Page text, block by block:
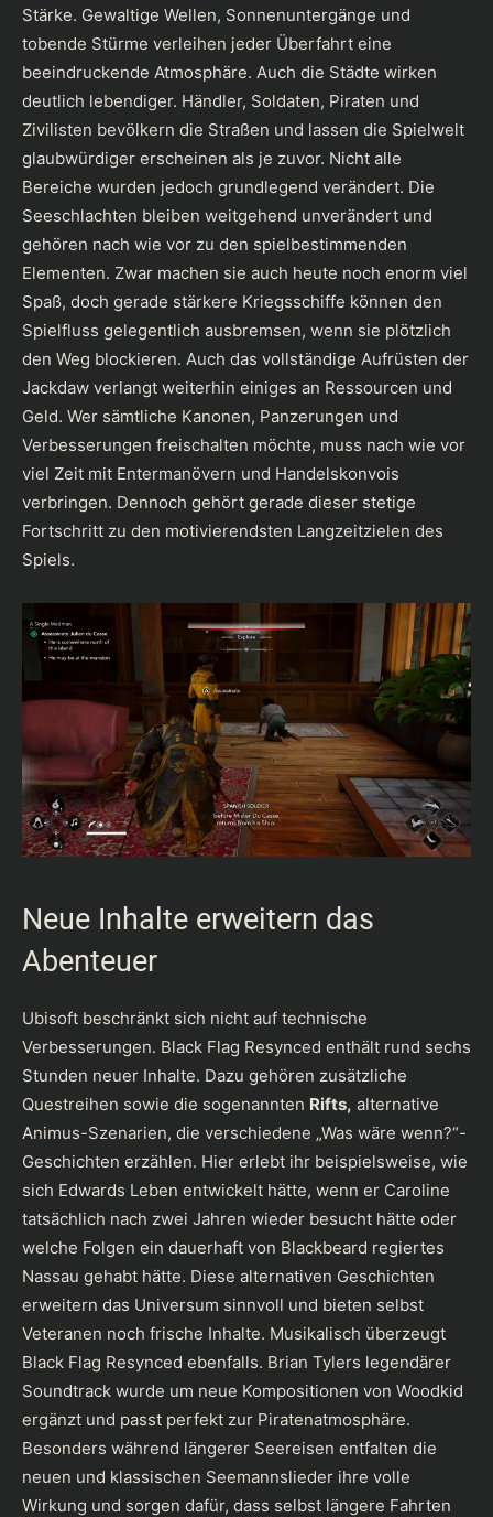
Stärke. Gewaltige Wellen, Sonnenuntergänge und
tobende Stürme verleihen jeder Überfahrt eine
beeindruckende Atmosphäre. Auch die Städte wirken
deutlich lebendiger. Händler, Soldaten, Piraten und
Zivilisten bevölkern die Straßen und lassen die Spielwelt
glaubwürdiger erscheinen als je zuvor. Nicht alle
Bereiche wurden jedoch grundlegend verändert. Die
Seeschlachten bleiben weitgehend unverändert und
gehören nach wie vor zu den spielbestimmenden
Elementen. Zwar machen sie auch heute noch enorm viel
Spaß, doch gerade stärkere Kriegsschiffe können den
Spielfluss gelegentlich ausbremsen, wenn sie plötzlich
den Weg blockieren. Auch das vollständige Aufrüsten der
Jackdaw verlangt weiterhin einiges an Ressourcen und
Geld. Wer sämtliche Kanonen, Panzerungen und
Verbesserungen freischalten möchte, muss nach wie vor
viel Zeit mit Entermanövern und Handelskonvois
verbringen. Dennoch gehört gerade dieser stetige
Fortschritt zu den motivierendsten Langzeitzielen des
Spiels.
Neue Inhalte erweitern das
Abenteuer
Ubisoft beschränkt sich nicht auf technische
Verbesserungen. Black Flag Resynced enthält rund sechs
Stunden neuer Inhalte. Dazu gehören zusätzliche
Questreihen sowie die sogenannten Rifts, alternative
Animus-Szenarien, die verschiedene „Was wäre wenn?“-
Geschichten erzählen. Hier erlebt ihr beispielsweise, wie
sich Edwards Leben entwickelt hätte, wenn er Caroline
tatsächlich nach zwei Jahren wieder besucht hätte oder
welche Folgen ein dauerhaft von Blackbeard regiertes
Nassau gehabt hätte. Diese alternativen Geschichten
erweitern das Universum sinnvoll und bieten selbst
Veteranen noch frische Inhalte. Musikalisch überzeugt
Black Flag Resynced ebenfalls. Brian Tylers legendärer
Soundtrack wurde um neue Kompositionen von Woodkid
ergänzt und passt perfekt zur Piratenatmosphäre.
Besonders während längerer Seereisen entfalten die
neuen und klassischen Seemannslieder ihre volle
Wirkung und sorgen dafür, dass selbst längere Fahrten